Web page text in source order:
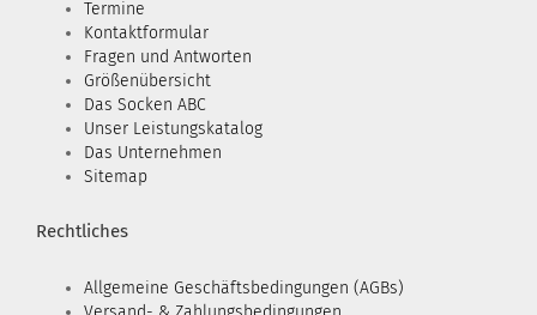
Termine
Kontaktformular
Fragen und Antworten
Größenübersicht
Das Socken ABC
Unser Leistungskatalog
Das Unternehmen
Sitemap
Rechtliches
Allgemeine Geschäftsbedingungen (AGBs)